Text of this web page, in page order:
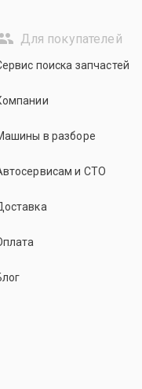
Для покупателей
поиска запчастей
в разборе
и СТО